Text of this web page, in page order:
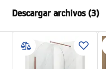
Material
Tipo de grifo
Método de instalación
Descargar archivos (3)
Información de